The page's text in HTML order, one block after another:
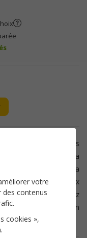
pour les
tels que la
, la
ou la
aussi aux
vous pourrez
votre choix ou en
transpositeur.
votre
des contenus
cookies »,